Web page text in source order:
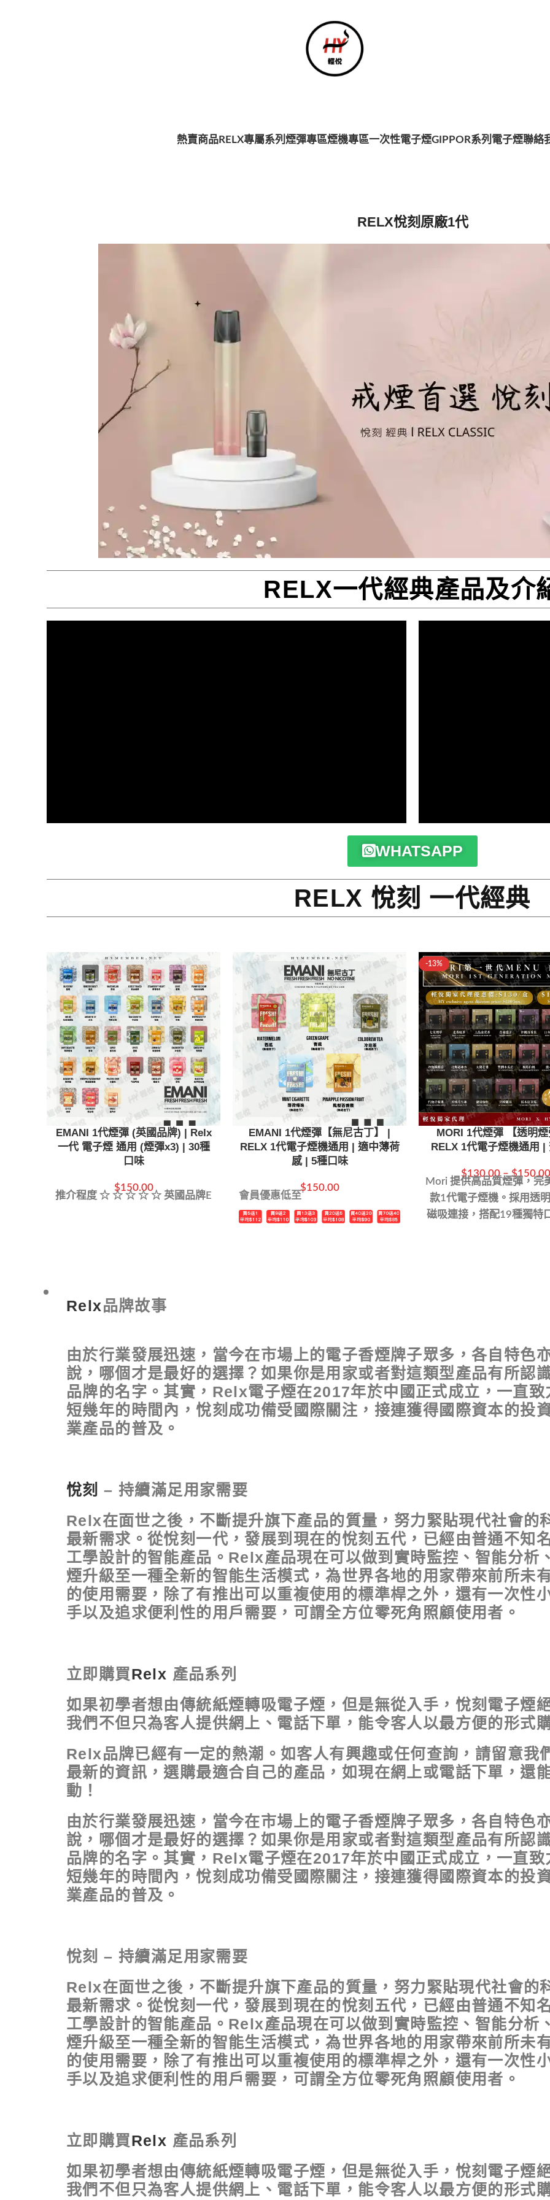
熱賣商品RELX專屬系列 煙彈專區煙機專區一次性電子煙GIPPOR系列電子煙聯絡
RELX悅刻原廠1代
RELX一代經典產品及介
WHATSAPP
RELX 悅刻 一代經典
EMANI 1代煙彈 (英國品牌) | Relx
一代 電子煙 通用 (煙彈x3) | 30種
口味
$150.00
推介程度 ☆ ☆ ☆ ☆ ☆ 英國品牌E
EMANI 1代煙彈【無尼古丁】 |
RELX 1代電子煙機通用 | 適中薄荷
感 | 5種口味
$150.00
會員優惠低至
-13%
MORI 1代煙彈 【透明
RELX 1代電子煙機通用 |
$130.00–$150.00
Mori 提供高品質煙彈，完
款1代電子煙機。採用透
磁吸連接，搭配19種獨特
Relx品牌故事
由於行業發展迅速，當今在市場上的電子香煙牌子眾多，各自特色
說，哪個才是最好的選擇？如果你是用家或者對這類型產品有所認
品牌的名字。其實，Relx電子煙在2017年於中國正式成立，一直
短幾年的時間內，悅刻成功備受國際關注，接連獲得國際資本的投
業產品的普及。
悅刻 – 持續滿足用家需要
Relx在面世之後，不斷提升旗下產品的質量，努力緊貼現代社會的
最新需求。從悅刻一代，發展到現在的悅刻五代，已經由普通不知
工學設計的智能產品。Relx產品現在可以做到實時監控、智能分析
煙升級至一種全新的智能生活模式，為世界各地的用家帶來前所未
的使用需要，除了有推出可以重複使用的標準桿之外，還有一次性
手以及追求便利性的用戶需要，可謂全方位零死角照顧使用者。
立即購買Relx 產品系列
如果初學者想由傳統紙煙轉吸電子煙，但是無從入手，悅刻電子煙
我們不但只為客人提供網上、電話下單，能令客人以最方便的形式
Relx品牌已經有一定的熱潮。如客人有興趣或任何查詢，請留意我
最新的資訊，選購最適合自己的產品，如現在網上或電話下單，還
動！
由於行業發展迅速，當今在市場上的電子香煙牌子眾多，各自特色
說，哪個才是最好的選擇？如果你是用家或者對這類型產品有所認
品牌的名字。其實，Relx電子煙在2017年於中國正式成立，一直
短幾年的時間內，悅刻成功備受國際關注，接連獲得國際資本的投
業產品的普及。
悅刻 – 持續滿足用家需要
Relx在面世之後，不斷提升旗下產品的質量，努力緊貼現代社會的
最新需求。從悅刻一代，發展到現在的悅刻五代，已經由普通不知
工學設計的智能產品。Relx產品現在可以做到實時監控、智能分析
煙升級至一種全新的智能生活模式，為世界各地的用家帶來前所未
的使用需要，除了有推出可以重複使用的標準桿之外，還有一次性
手以及追求便利性的用戶需要，可謂全方位零死角照顧使用者。
立即購買Relx 產品系列
如果初學者想由傳統紙煙轉吸電子煙，但是無從入手，悅刻電子煙
我們不但只為客人提供網上、電話下單，能令客人以最方便的形式